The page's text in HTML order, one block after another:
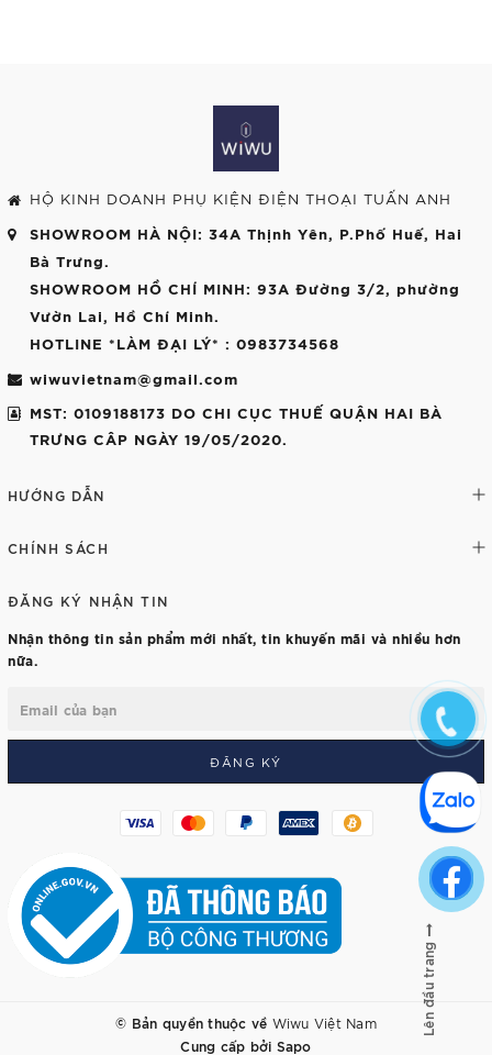
HỘ KINH DOANH PHỤ KIỆN ĐIỆN THOẠI TUẤN ANH
SHOWROOM HÀ NỘI: 34A Thịnh Yên, P.Phố Huế, Hai
Bà Trưng.
SHOWROOM HỒ CHÍ MINH: 93A Đường 3/2, phường
Vườn Lai, Hồ Chí Minh.
HOTLINE *LÀM ĐẠI LÝ* : 0983734568
wiwuvietnam@gmail.com
MST: 0109188173 DO CHI CỤC THUẾ QUẬN HAI BÀ
TRƯNG CÂP NGÀY 19/05/2020.
HƯỚNG DẪN
CHÍNH SÁCH
ĐĂNG KÝ NHẬN TIN
Nhận thông tin sản phẩm mới nhất, tin khuyến mãi và nhiều hơn
nữa.
ĐĂNG KÝ
© Bản quyền thuộc về Wiwu Việt Nam
Cung cấp bởi Sapo
Lên đầu trang